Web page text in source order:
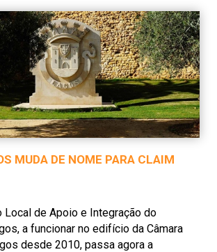
MUDA DE NOME PARA CLAIM
Local de Apoio e Integração do
a funcionar no edifício da Câmara
desde 2010, passa agora a